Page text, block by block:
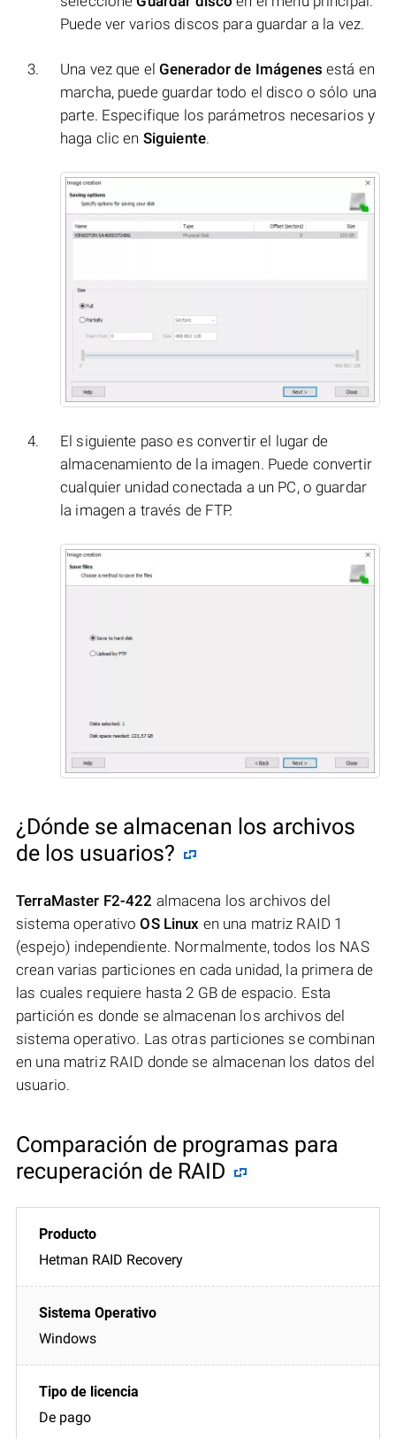
Puede ver varios discos para guardar a la vez.
Una vez que el Generador de Imágenes está en
marcha, puede guardar todo el disco o sólo una
parte. Especifique los parámetros necesarios y
haga clic en Siguiente.
El siguiente paso es convertir el lugar de
almacenamiento de la imagen. Puede convertir
cualquier unidad conectada a un PC, o guardar
la imagen a través de FTP.
¿Dónde se almacenan los archivos
de los usuarios?
TerraMaster F2-422 almacena los archivos del
sistema operativoOS Linux en una matriz RAID 1
(espejo) independiente. Normalmente, todos los NAS
crean varias particiones en cada unidad, la primera de
las cuales requiere hasta 2 GB de espacio. Esta
partición es donde se almacenan los archivos del
sistema operativo. Las otras particiones se combinan
en una matriz RAID donde se almacenan los datos del
usuario.
Comparación de programas para
recuperación de RAID
Hetman RAID Recovery
Windows
De pago